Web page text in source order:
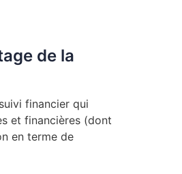
de la
financier qui
et financières (dont
en terme de